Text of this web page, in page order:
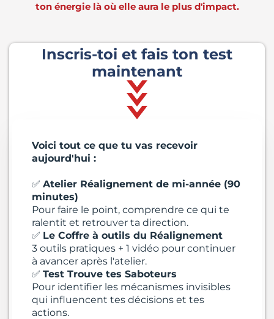
ton énergie là où elle aura le plus d'impact.
Inscris-toi et fais ton test
maintenant
Voici tout ce que tu vas recevoir
aujourd'hui :
✅ Atelier Réalignement de mi-année (90
minutes)
Pour faire le point, comprendre ce qui te
ralentit et retrouver ta direction.
✅ Le Coffre à outils du Réalignement
3 outils pratiques + 1 vidéo pour continuer
à avancer après l'atelier.
✅ Test Trouve tes Saboteurs
Pour identifier les mécanismes invisibles
qui influencent tes décisions et tes
actions.